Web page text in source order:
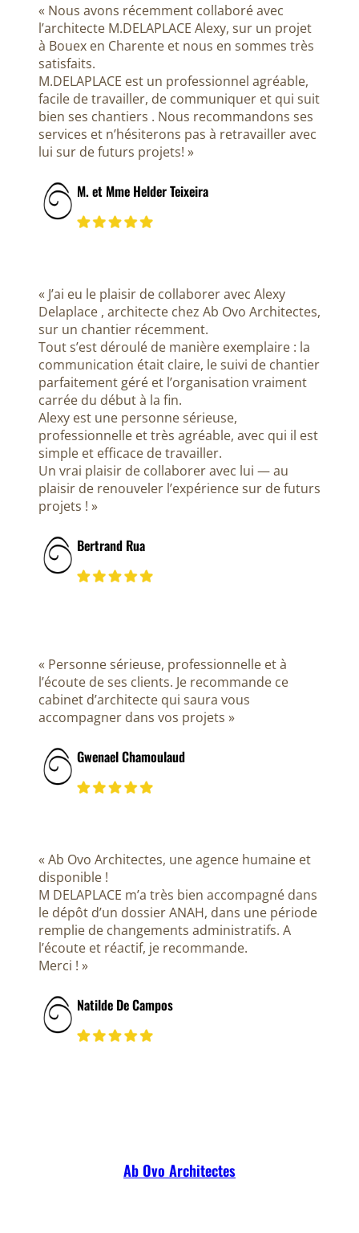
« Nous avons récemment collaboré avec
l’architecte M.DELAPLACE Alexy, sur un projet
à Bouex en Charente et nous en sommes très
satisfaits.
M.DELAPLACE est un professionnel agréable,
facile de travailler, de communiquer et qui suit
bien ses chantiers . Nous recommandons ses
services et n’hésiterons pas à retravailler avec
lui sur de futurs projets! »
M. et Mme Helder Teixeira
« J’ai eu le plaisir de collaborer avec Alexy
Delaplace , architecte chez Ab Ovo Architectes,
sur un chantier récemment.
Tout s’est déroulé de manière exemplaire : la
communication était claire, le suivi de chantier
parfaitement géré et l’organisation vraiment
carrée du début à la fin.
Alexy est une personne sérieuse,
professionnelle et très agréable, avec qui il est
simple et efficace de travailler.
Un vrai plaisir de collaborer avec lui — au
plaisir de renouveler l’expérience sur de futurs
projets ! »
Bertrand Rua
« Personne sérieuse, professionnelle et à
l’écoute de ses clients. Je recommande ce
cabinet d’architecte qui saura vous
accompagner dans vos projets »
Gwenael Chamoulaud
« Ab Ovo Architectes, une agence humaine et
disponible !
M DELAPLACE m’a très bien accompagné dans
le dépôt d’un dossier ANAH, dans une période
remplie de changements administratifs. A
l’écoute et réactif, je recommande.
Merci ! »
Natilde De Campos
Ab Ovo Architectes